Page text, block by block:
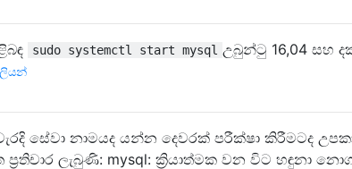
sudo systemctl start mysql උබුන්ටු 16,04 සහ
සේවා නාමයද යන්න දෙවරක් පරීක්ෂා කිරීමටද
ලැබුණි: mysql: ක්‍රියාත්මක වන විට හඳුනා